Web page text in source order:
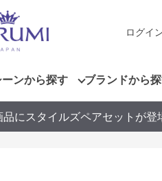
ログイ
ンから探す ブランドから
にスタイルズペアセットが